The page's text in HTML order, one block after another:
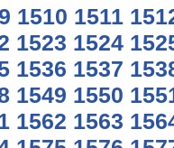
1510 1511
1523 1524
1536 1537
1549 1550
1562 1563